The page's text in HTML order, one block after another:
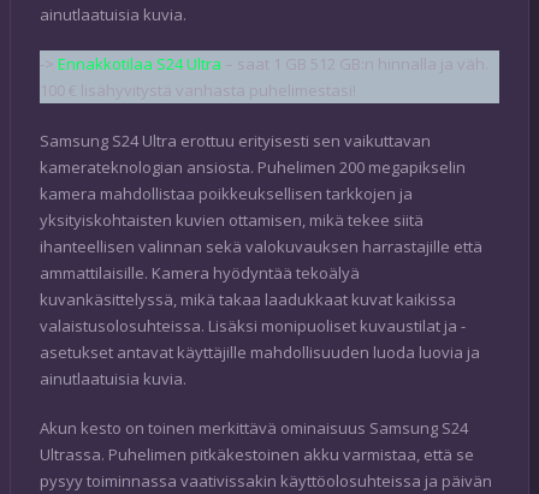
ainutlaatuisia kuvia.
-> Ennakkotilaa S24 Ultra – saat 1 GB 512 GB:n hinnalla ja väh.
100 € lisähyvitystä vanhasta puhelimestasi!
Samsung S24 Ultra erottuu erityisesti sen vaikuttavan
kamerateknologian ansiosta. Puhelimen 200 megapikselin
kamera mahdollistaa poikkeuksellisen tarkkojen ja
yksityiskohtaisten kuvien ottamisen, mikä tekee siitä
ihanteellisen valinnan sekä valokuvauksen harrastajille että
ammattilaisille. Kamera hyödyntää tekoälyä
kuvankäsittelyssä, mikä takaa laadukkaat kuvat kaikissa
valaistusolosuhteissa. Lisäksi monipuoliset kuvaustilat ja -
asetukset antavat käyttäjille mahdollisuuden luoda luovia ja
ainutlaatuisia kuvia.
Akun kesto on toinen merkittävä ominaisuus Samsung S24
Ultrassa. Puhelimen pitkäkestoinen akku varmistaa, että se
pysyy toiminnassa vaativissakin käyttöolosuhteissa ja päivän